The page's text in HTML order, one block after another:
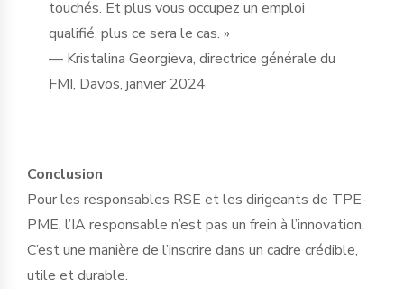
touchés. Et plus vous occupez un emploi
qualifié, plus ce sera le cas. »
— Kristalina Georgieva, directrice générale du
FMI, Davos, janvier 2024
Conclusion
Pour les responsables RSE et les dirigeants de TPE-
PME, l’IA responsable n’est pas un frein à l’innovation.
C’est une manière de l’inscrire dans un cadre crédible,
utile et durable.